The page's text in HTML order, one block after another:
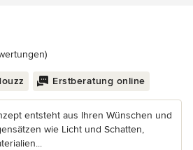
4.9 von 5 Sternen
Erstberatung online
entsteht aus Ihren Wünschen und
wie Licht und Schatten,